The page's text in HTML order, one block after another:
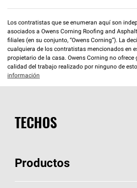
Los contratistas que se enumeran aquí son
asociados a Owens Corning Roofing and
filiales (en su conjunto, “Owens Corning”). La
cualquiera de los contratistas mencionados en
propietario de la casa. Owens Corning no
calidad del trabajo realizado por ninguno de
información
TECHOS
Productos